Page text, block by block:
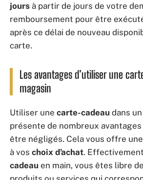
jours à partir de jours de votre
remboursement pour être
après ce délai de nouveau
carte.
Les avantages d’utiliser une
magasin
Utiliser une carte-cadeau dans
présente de nombreux
être négligés. Cela vous offre une
à vos choix d’achat.
cadeau en main, vous êtes libre